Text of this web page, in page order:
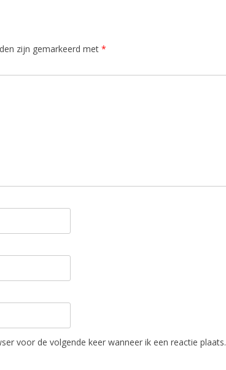
zijn gemarkeerd met *
voor de volgende keer wanneer ik een reactie plaats.